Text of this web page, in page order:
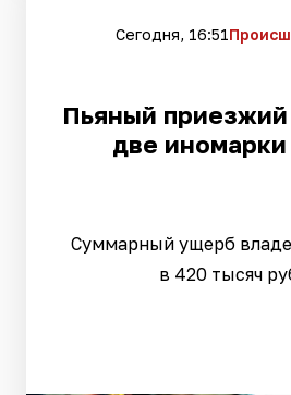
Сегодня, 16:51
Пьяный
две
Суммарный ущерб
в 420 тысяч